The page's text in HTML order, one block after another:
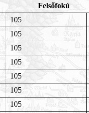
Felsőfokú
105
105
105
105
105
105
105